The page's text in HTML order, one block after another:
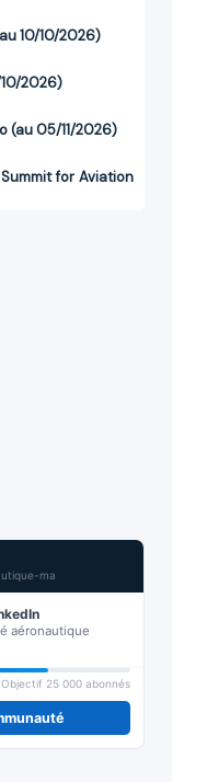
10/10/2026)
2026)
(au 05/11/2026)
for Aviation
ma
aéronautique
Objectif 25 000 abonnés